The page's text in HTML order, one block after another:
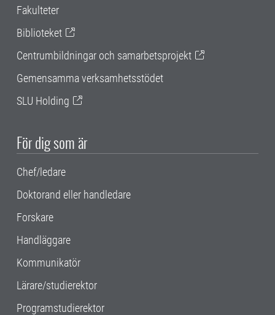
Fakulteter
Biblioteket
Centrumbildningar och samarbetsprojekt
Gemensamma verksamhetsstödet
SLU Holding
För dig som är
Chef/ledare
Doktorand eller handledare
Forskare
Handläggare
Kommunikatör
Lärare/studierektor
Programstudierektor